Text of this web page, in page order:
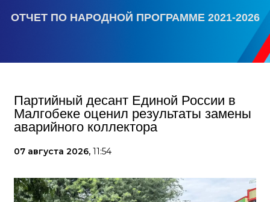
ОТЧЕТ ПО НАРОДНОЙ ПРОГРАММЕ 2021-2026
Партийный десант Единой России в
Малгобеке оценил результаты замены
аварийного коллектора
07 августа 2026, 11:54